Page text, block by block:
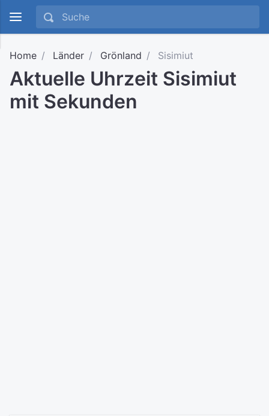
Home Länder Grönland Sisimiut
Aktuelle Uhrzeit Sisimiut
mit Sekunden